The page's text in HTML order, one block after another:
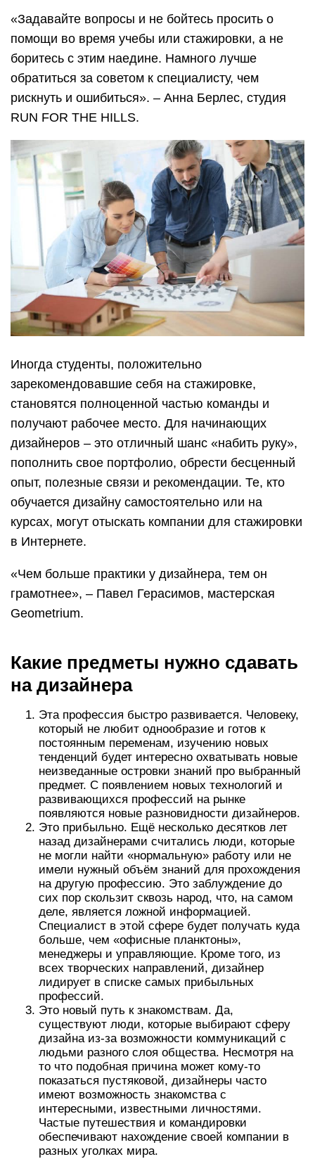
«Задавайте вопросы и не бойтесь просить о
помощи во время учебы или стажировки, а не
боритесь с этим наедине. Намного лучше
обратиться за советом к специалисту, чем
рискнуть и ошибиться». – Анна Берлес, студия
RUN FOR THE HILLS.
Иногда студенты, положительно
зарекомендовавшие себя на стажировке,
становятся полноценной частью команды и
получают рабочее место. Для начинающих
дизайнеров – это отличный шанс «набить руку»,
пополнить свое портфолио, обрести бесценный
опыт, полезные связи и рекомендации. Те, кто
обучается дизайну самостоятельно или на
курсах, могут отыскать компании для стажировки
в Интернете.
«Чем больше практики у дизайнера, тем он
грамотнее», – Павел Герасимов, мастерская
Geometrium.
Какие предметы нужно сдавать
на дизайнера
Эта профессия быстро развивается. Человеку,
который не любит однообразие и готов к
постоянным переменам, изучению новых
тенденций будет интересно охватывать новые
неизведанные островки знаний про выбранный
предмет. С появлением новых технологий и
развивающихся профессий на рынке
появляются новые разновидности дизайнеров.
Это прибыльно. Ещё несколько десятков лет
назад дизайнерами считались люди, которые
не могли найти «нормальную» работу или не
имели нужный объём знаний для прохождения
на другую профессию. Это заблуждение до
сих пор скользит сквозь народ, что, на самом
деле, является ложной информацией.
Специалист в этой сфере будет получать куда
больше, чем «офисные планктоны»,
менеджеры и управляющие. Кроме того, из
всех творческих направлений, дизайнер
лидирует в списке самых прибыльных
профессий.
Это новый путь к знакомствам. Да,
существуют люди, которые выбирают сферу
дизайна из-за возможности коммуникаций с
людьми разного слоя общества. Несмотря на
то что подобная причина может кому-то
показаться пустяковой, дизайнеры часто
имеют возможность знакомства с
интересными, известными личностями.
Частые путешествия и командировки
обеспечивают нахождение своей компании в
разных уголках мира.